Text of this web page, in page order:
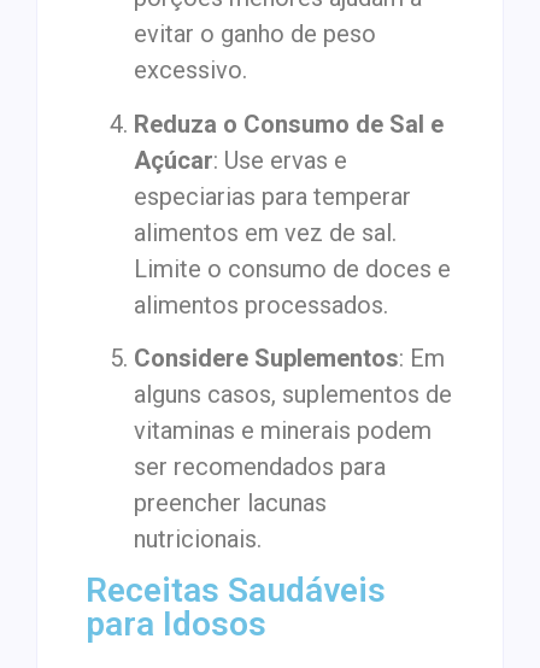
evitar o ganho de peso
excessivo.
Reduza o Consumo de Sal e
Açúcar: Use ervas e
especiarias para temperar
alimentos em vez de sal.
Limite o consumo de doces e
alimentos processados.
Considere Suplementos: Em
alguns casos, suplementos de
vitaminas e minerais podem
ser recomendados para
preencher lacunas
nutricionais.
Receitas Saudáveis
para Idosos